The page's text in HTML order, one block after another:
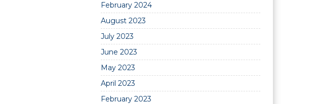
February 2024
August 2023
July 2023
June 2023
May 2023
April 2023
February 2023